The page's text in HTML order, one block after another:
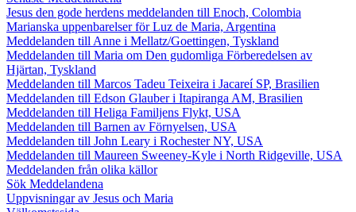
Jesus den gode herdens meddelanden till Enoch, Colombia
Marianska uppenbarelser för Luz de Maria, Argentina
Meddelanden till Anne i Mellatz/Goettingen, Tyskland
Meddelanden till Maria om Den gudomliga Förberedelsen av
Hjärtan, Tyskland
Meddelanden till Marcos Tadeu Teixeira i Jacareí SP, Brasilien
Meddelanden till Edson Glauber i Itapiranga AM, Brasilien
Meddelanden till Heliga Familjens Flykt, USA
Meddelanden till Barnen av Förnyelsen, USA
Meddelanden till John Leary i Rochester NY, USA
Meddelanden till Maureen Sweeney-Kyle i North Ridgeville, USA
Meddelanden från olika källor
Sök Meddelandena
Uppvisningar av Jesus och Maria